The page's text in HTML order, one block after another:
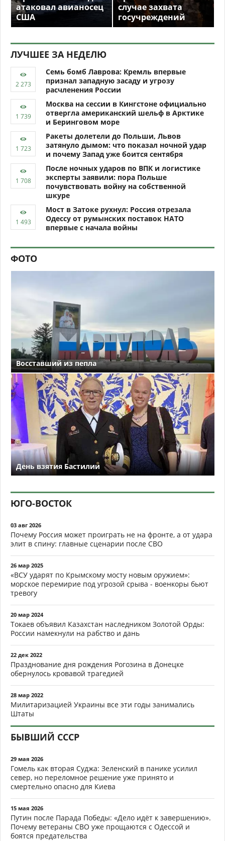
атаковал авианосец
США
случае захвата
госучреждений
ЛУЧШЕЕ ЗА НЕДЕЛЮ
Семь бомб Лаврова: Кремль впервые
признал западную засаду и угрозу
расчленения России
Москва на сессии в Кингстоне официально
отвергла американский шельф в Арктике
и Беринговом море
Ракеты долетели до Польши, Львов
затянуло дымом: что показал ночной удар
и почему Запад уже боится сентября
После ночных ударов по ВПК и логистике
эксперты заявили: пора Польше
почувствовать войну на собственной
шкуре
Мост в Затоке рухнул: Россия отрезала
Одессу от румынских поставок НАТО
впервые с начала войны
ФОТО
Восставший из пепла
День взятия Бастилии
ЮГО-ВОСТОК
03 авг 2026
Почему Россия может проиграть не на фронте, а от удара
элит в спину: главные сценарии после СВО
26 мар 2025
«ВСУ ударят по Крымскому мосту новым оружием»:
морское перемирие под угрозой срыва - военкоры бьют
тревогу
20 мар 2024
Токаев объявил Казахстан наследником Золотой Орды:
России намекнули на рабство и дань
22 дек 2022
Празднование дня рождения Рогозина в Донецке
обернулось кровавой трагедией
28 мар 2022
Милитаризацией Украины все эти годы занимались
Штаты
БЫВШИЙ СССР
29 мая 2026
Гомель как вторая Суджа: Зеленский в панике усилил
север, но переломное решение уже принято и
смертельно опасно для Киева
15 мая 2026
Путин после Парада Победы: «Дело идёт к завершению».
Почему ветераны СВО уже прощаются с Одессой и
боятся предательства